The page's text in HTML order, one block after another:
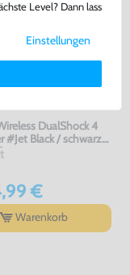
DualShock 4
#Jet Black / schwarz
€
Warenkorb
Level? Dann lass
Cookies und
unsererDaten­schutz­
Einstellungen